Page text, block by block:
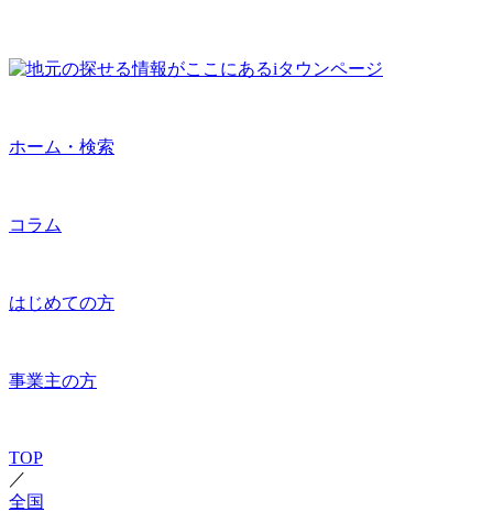
ホーム・検索
コラム
はじめての方
事業主の方
TOP
／
全国